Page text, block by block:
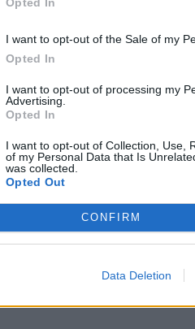
I want to opt-out of the Sale of my
Opted In
I want to opt-out of processing my
Advertising.
Opted In
I want to opt-out of Collection, Use,
of my Personal Data that Is
was collected.
Opted Out
CONFIRM
Data Deletion